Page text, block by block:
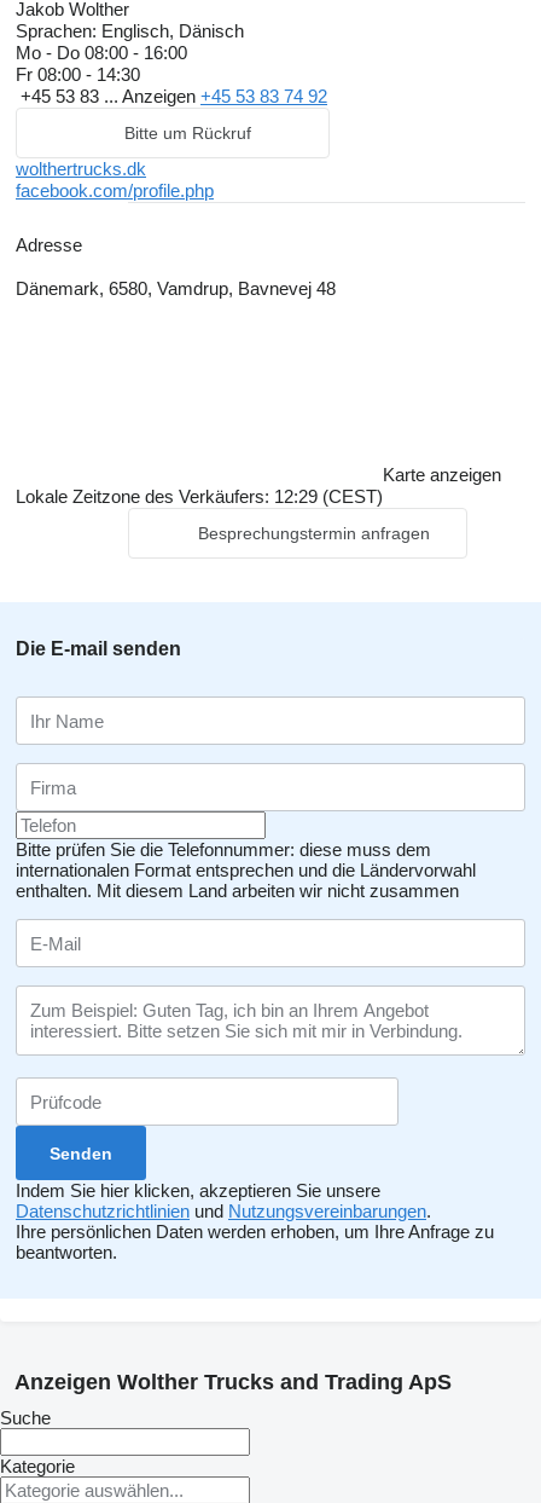
company.
Jakob Wolther
Sprachen: Englisch, Dänisch
Mo - Do 08:00 - 16:00
Fr 08:00 - 14:30
+45 53 83 ... Anzeigen +45 53 83 74 92
Bitte um Rückruf
wolthertrucks.dk
facebook.com/profile.php
Adresse
Dänemark, 6580, Vamdrup, Bavnevej 48
Karte anzeigen
Lokale Zeitzone des Verkäufers: 12:29 (CEST)
Besprechungstermin anfragen
Die E-mail senden
Bitte prüfen Sie die Telefonnummer: diese muss dem
internationalen Format entsprechen und die Ländervorwahl
enthalten. Mit diesem Land arbeiten wir nicht zusammen
Indem Sie hier klicken, akzeptieren Sie unsere
Datenschutzrichtlinien und Nutzungsvereinbarungen.
Ihre persönlichen Daten werden erhoben, um Ihre Anfrage zu
beantworten.
Anzeigen Wolther Trucks and Trading ApS
Suche
Kategorie